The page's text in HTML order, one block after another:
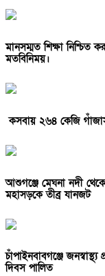
মানসম্মত শিক্ষা নিশ্চিত
মতবিনিময়।
কসবায় ২৬৪ কেজি
আশুগঞ্জে মেঘনা নদী থেকে
মহাসড়কে তীব্র যানজট
চাঁপাইনবাবগঞ্জে
দিবস পালিত